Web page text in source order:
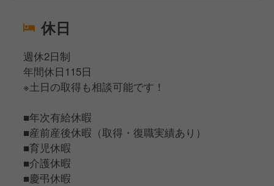
休日
週休2日制
年間休日115日
※土日の取得も相談可能です！
■年次有給休暇
■産前産後休暇（取得・復職実績あり）
■育児休暇
■介護休暇
■慶弔休暇